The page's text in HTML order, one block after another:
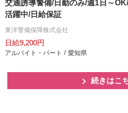
交通誘導警備/日勤のみ/週1日～
活躍中/日給保証
東洋警備保障株式会社
日給9,200円
アルバイト・パート / 愛知県
続きはこ